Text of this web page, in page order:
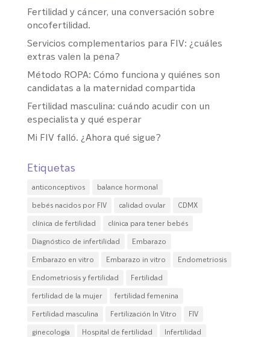
Fertilidad y cáncer, una conversación sobre
oncofertilidad.
Servicios complementarios para FIV: ¿cuáles
extras valen la pena?
Método ROPA: Cómo funciona y quiénes son
candidatas a la maternidad compartida
Fertilidad masculina: cuándo acudir con un
especialista y qué esperar
Mi FIV falló. ¿Ahora qué sigue?
Etiquetas
anticonceptivos
balance hormonal
bebés nacidos por FIV
calidad ovular
CDMX
clínica de fertilidad
clínica para tener bebés
Diagnóstico de infertilidad
Embarazo
Embarazo en vitro
Embarazo in vitro
Endometriosis
Endometriosis y fertilidad
Fertilidad
fertilidad de la mujer
fertilidad femenina
Fertilidad masculina
Fertilización In Vitro
FIV
ginecología
Hospital de fertilidad
Infertilidad